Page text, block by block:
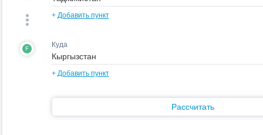
+ Добавить пункт
F Куда
+ Добавить пункт
Рассчитать